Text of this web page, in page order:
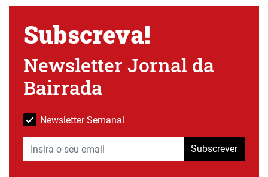
Subscreva!
Newsletter Jornal da
Bairrada
Newsletter Semanal
Subscrever